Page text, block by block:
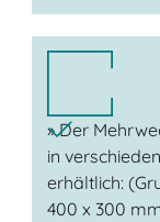
» Der
in
erhältlich:
400 x 300